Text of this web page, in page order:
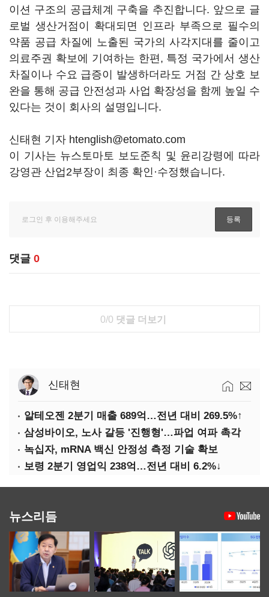
이션 구조의 공급체계 구축을 추진합니다. 앞으로 글
로벌 생산거점이 확대되면 인프라 부족으로 필수의
약품 공급 차질에 노출된 국가의 사각지대를 줄이고
의료주권 확보에 기여하는 한편, 특정 국가에서 생산
차질이나 수요 급증이 발생하더라도 거점 간 상호 보
완을 통해 공급 안전성과 사업 확장성을 함께 높일 수
있다는 것이 회사의 설명입니다.
신태현 기자 htenglish@etomato.com
이 기사는 뉴스토마토 보도준칙 및 윤리강령에 따라
강영관 산업2부장이 최종 확인·수정했습니다.
댓글 0
0/0 댓글 더보기
신태현
알테오젠 2분기 매출 689억…전년 대비 269.5%↑
삼성바이오, 노사 갈등 '진행형'…파업 여파 촉각
녹십자, mRNA 백신 안정성 측정 기술 확보
보령 2분기 영업익 238억…전년 대비 6.2%↓
뉴스리듬